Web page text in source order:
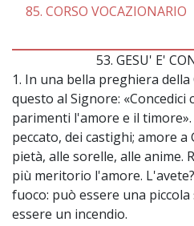
85. CORSO VOCAZIONARIO
53. GESU' E'
1. In una bella preghiera della
questo al Signore: «Concedici
parimenti l'amore e il
peccato, dei castighi; amore a
pietà, alle sorelle, alle anime.
più meritorio l'amore.
fuoco: può essere una
essere un incendio.